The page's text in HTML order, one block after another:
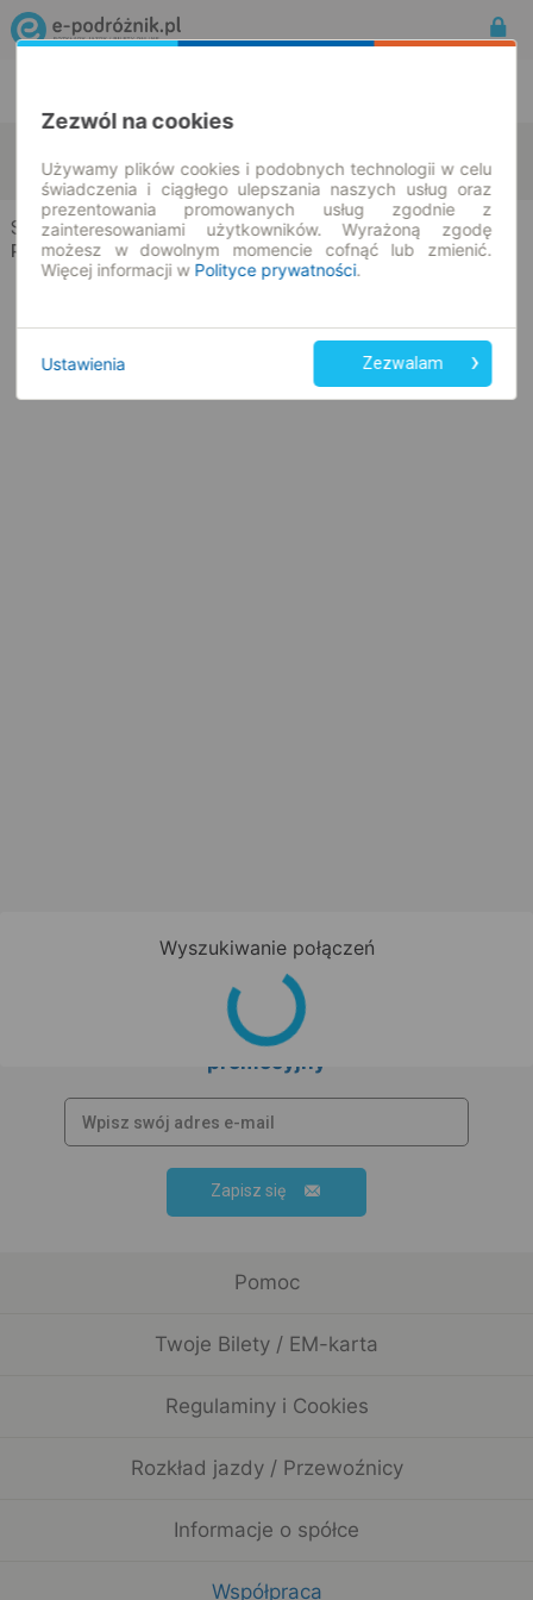
08.08.2026 | -- : --
zmień kryteria
Siemiatycze → Sokółka
Rozkład jazdy i bilety
Zapisz się do newslettera!
Bądź na bieżąco z nowościami i
promocjami oraz otrzymaj
promocyjny
Zapisz się
Pomoc
Twoje Bilety / EM-karta
Regulaminy i Cookies
Rozkład jazdy / Przewoźnicy
Informacje o spółce
Współpraca
Zezwól na cookies
Używamy plików cookies i podobnych technologii w celu
świadczenia i ciągłego ulepszania naszych usług oraz
prezentowania promowanych usług zgodnie z
zainteresowaniami użytkowników. Wyrażoną zgodę
możesz w dowolnym momencie cofnąć lub zmienić.
Więcej informacji w Polityce prywatności.
Ustawienia Zezwalam
Wyszukiwanie połączeń